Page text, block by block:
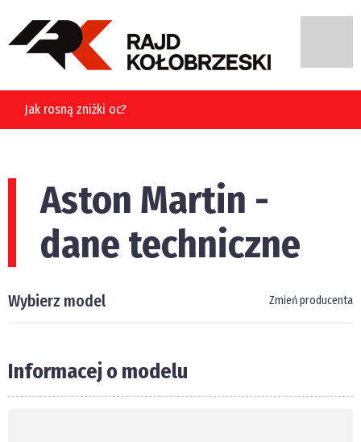
Jak rosną zniżki oc?
Aston Martin -
dane techniczne
Wybierz model Zmień producenta
Informacej o modelu